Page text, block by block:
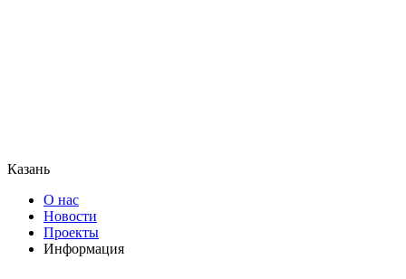
Казань
О нас
Новости
Проекты
Информация